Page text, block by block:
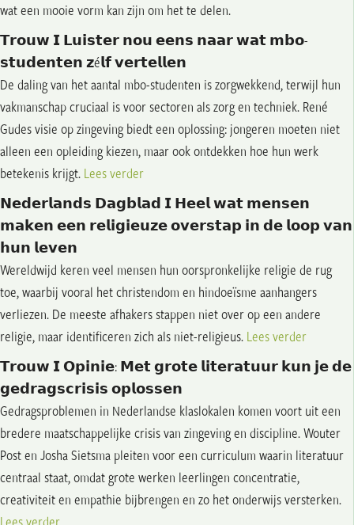
wat een mooie vorm kan zijn om het te delen.
𝗧𝗿𝗼𝘂𝘄 𝗜 𝗟𝘂𝗶𝘀𝘁𝗲𝗿 𝗻𝗼𝘂 𝗲𝗲𝗻𝘀 𝗻𝗮𝗮𝗿 𝘄𝗮𝘁 𝗺𝗯𝗼-
𝘀𝘁𝘂𝗱𝗲𝗻𝘁𝗲𝗻 𝘇é𝗹𝗳 𝘃𝗲𝗿𝘁𝗲𝗹𝗹𝗲𝗻
De daling van het aantal mbo-studenten is zorgwekkend, terwijl hun
vakmanschap cruciaal is voor sectoren als zorg en techniek. René
Gudes visie op zingeving biedt een oplossing: jongeren moeten niet
alleen een opleiding kiezen, maar ook ontdekken hoe hun werk
betekenis krijgt. Lees verder
𝗡𝗲𝗱𝗲𝗿𝗹𝗮𝗻𝗱𝘀 𝗗𝗮𝗴𝗯𝗹𝗮𝗱 𝗜 𝗛𝗲𝗲𝗹 𝘄𝗮𝘁 𝗺𝗲𝗻𝘀𝗲𝗻
𝗺𝗮𝗸𝗲𝗻 𝗲𝗲𝗻 𝗿𝗲𝗹𝗶𝗴𝗶𝗲𝘂𝘇𝗲 𝗼𝘃𝗲𝗿𝘀𝘁𝗮𝗽 𝗶𝗻 𝗱𝗲 𝗹𝗼𝗼𝗽 𝘃𝗮𝗻
𝗵𝘂𝗻 𝗹𝗲𝘃𝗲𝗻
Wereldwijd keren veel mensen hun oorspronkelijke religie de rug
toe, waarbij vooral het christendom en hindoeïsme aanhangers
verliezen. De meeste afhakers stappen niet over op een andere
religie, maar identificeren zich als niet-religieus. Lees verder
𝗧𝗿𝗼𝘂𝘄 𝗜 𝗢𝗽𝗶𝗻𝗶𝗲: 𝗠𝗲𝘁 𝗴𝗿𝗼𝘁𝗲 𝗹𝗶𝘁𝗲𝗿𝗮𝘁𝘂𝘂𝗿 𝗸𝘂𝗻 𝗷𝗲 𝗱𝗲
𝗴𝗲𝗱𝗿𝗮𝗴𝘀𝗰𝗿𝗶𝘀𝗶𝘀 𝗼𝗽𝗹𝗼𝘀𝘀𝗲𝗻
Gedragsproblemen in Nederlandse klaslokalen komen voort uit een
bredere maatschappelijke crisis van zingeving en discipline. Wouter
Post en Josha Sietsma pleiten voor een curriculum waarin literatuur
centraal staat, omdat grote werken leerlingen concentratie,
creativiteit en empathie bijbrengen en zo het onderwijs versterken.